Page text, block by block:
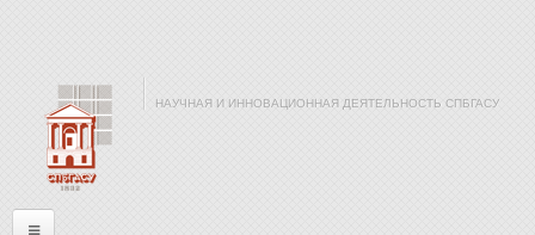
НАУЧНАЯ И ИННОВАЦИОННАЯ ДЕЯТЕЛЬНОСТЬ СПБГАСУ